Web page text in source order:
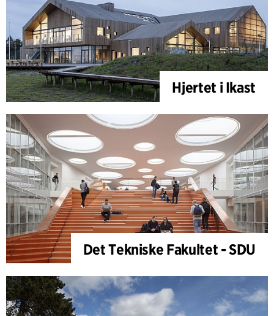
Hjertet i Ikast
Det Tekniske Fakultet - SDU